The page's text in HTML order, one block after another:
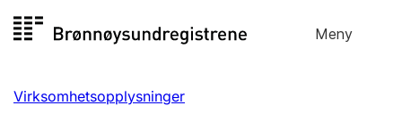
til
Meny
Registersøk
Aksjeselskap
Virksomhetsopplysninger